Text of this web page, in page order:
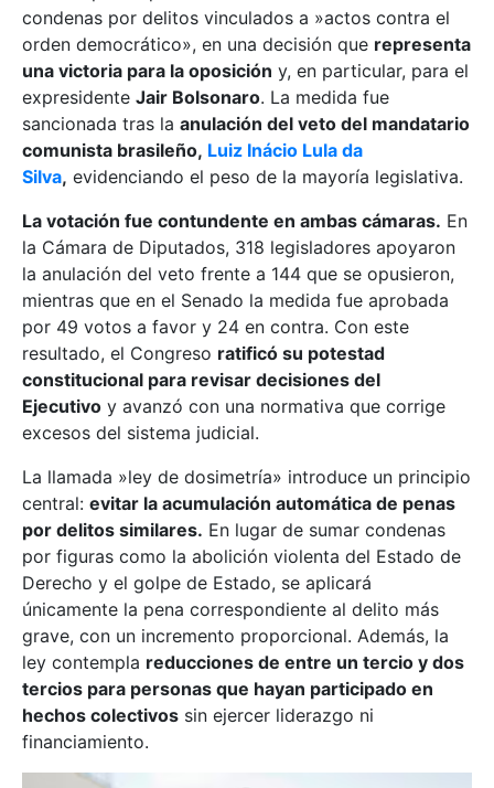
condenas por delitos vinculados a »actos contra el
orden democrático», en una decisión que representa
una victoria para la oposición y, en particular, para el
expresidente Jair Bolsonaro. La medida fue
sancionada tras la anulación del veto del mandatario
comunista brasileño, Luiz Inácio Lula da
Silva, evidenciando el peso de la mayoría legislativa.
La votación fue contundente en ambas cámaras. En
la Cámara de Diputados, 318 legisladores apoyaron
la anulación del veto frente a 144 que se opusieron,
mientras que en el Senado la medida fue aprobada
por 49 votos a favor y 24 en contra. Con este
resultado, el Congreso ratificó su potestad
constitucional para revisar decisiones del
Ejecutivo y avanzó con una normativa que corrige
excesos del sistema judicial.
La llamada »ley de dosimetría» introduce un principio
central: evitar la acumulación automática de penas
por delitos similares. En lugar de sumar condenas
por figuras como la abolición violenta del Estado de
Derecho y el golpe de Estado, se aplicará
únicamente la pena correspondiente al delito más
grave, con un incremento proporcional. Además, la
ley contempla reducciones de entre un tercio y dos
tercios para personas que hayan participado en
hechos colectivos sin ejercer liderazgo ni
financiamiento.